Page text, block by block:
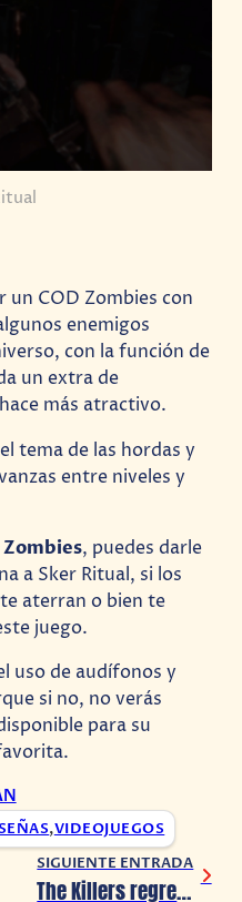
un COD Zombies con
enemigos
con la función de
un extra de
más atractivo.
tema de las hordas y
entre niveles y
Zombies, puedes darle
a Sker Ritual, si los
aterran o bien te
juego.
uso de audífonos y
si no, no verás
para su
,VIDEOJUEGOS
SIGUIENTE ENTRADA
The Killers regresan a México en octubre 2024